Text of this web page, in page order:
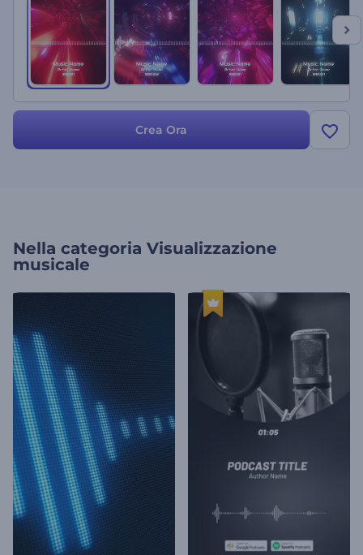
Crea Ora
Nella categoria Visualizzazione
musicale